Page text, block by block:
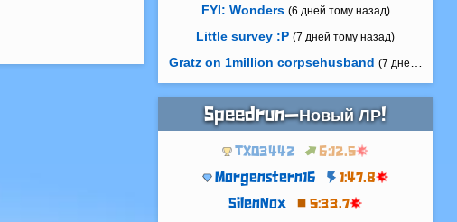
FYI: Wonders (6 дней тому назад)
Little survey :P (7 дней тому назад)
Gratz on 1million corpsehusband (7 дней тому
Speedrun—Новый ЛР!
TXO3442
6:12.5
Morgenstern16
1:47.8
SilenNox
5:33.7